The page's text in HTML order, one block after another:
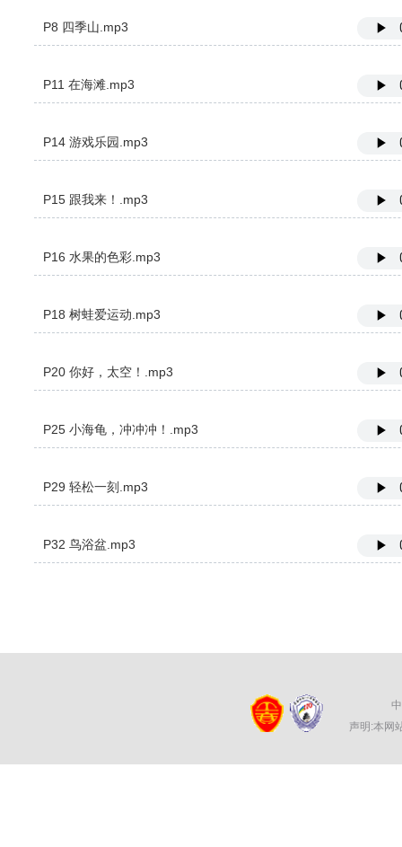
P8 四季山.mp3
P11 在海滩.mp3
P14 游戏乐园.mp3
P15 跟我来！.mp3
P16 水果的色彩.mp3
P18 树蛙爱运动.mp3
P20 你好，太空！.mp3
P25 小海龟，冲冲冲！.mp3
P29 轻松一刻.mp3
P32 鸟浴盆.mp3
声明:本网